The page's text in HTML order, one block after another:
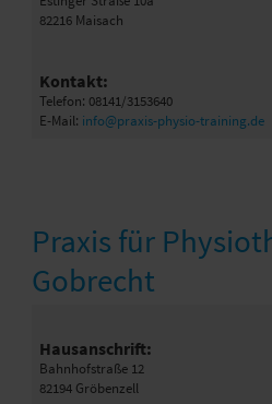
82216 Maisach
Kontakt:
Telefon: 08141/3153640
E-Mail: info@praxis-physio-training.de
Praxis für
Gobrecht
Hausanschrift:
Bahnhofstraße 12
82194 Gröbenzell